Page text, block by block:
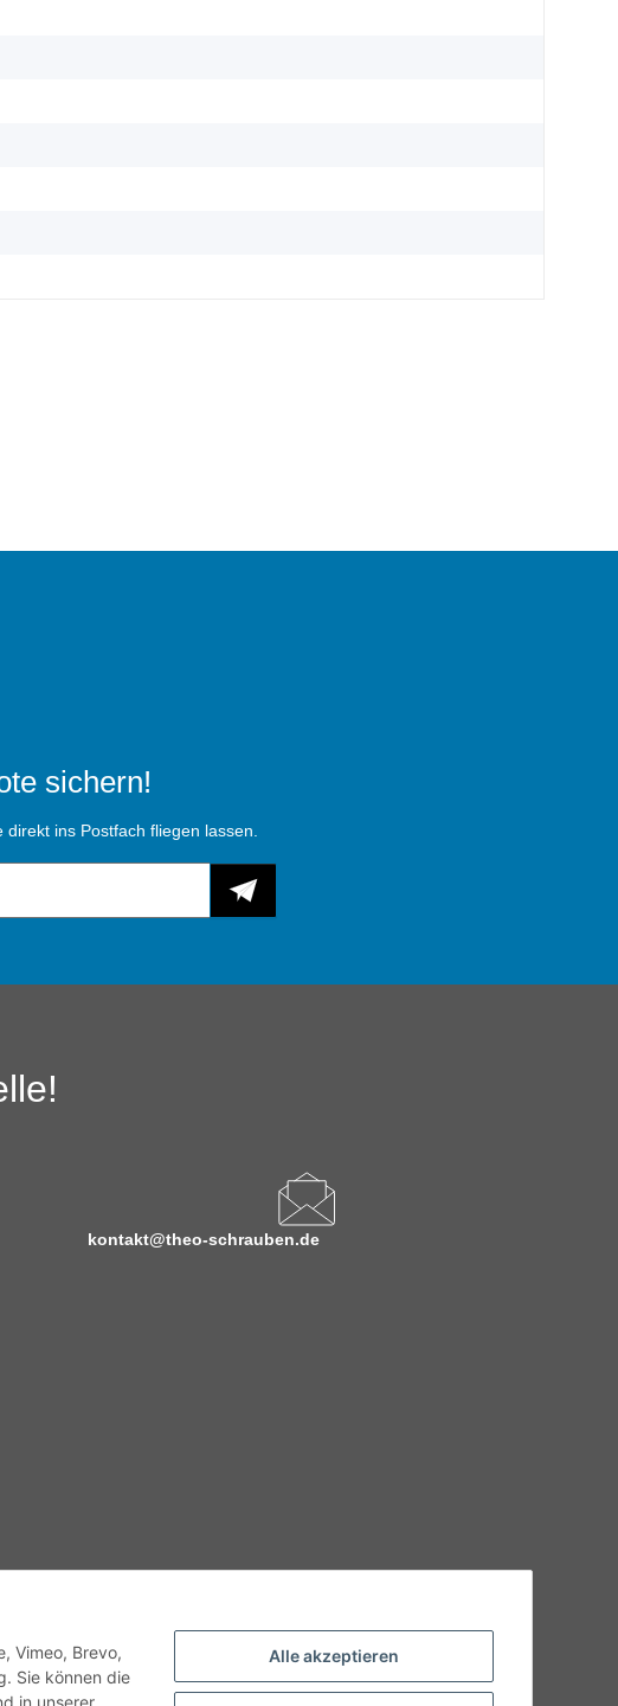
Alle akzeptieren
Vimeo, Brevo,
Sie können die
in unserer
sichern!
ins Postfach fliegen lassen.
kontakt@theo-schrauben.de
vom Produkt abweichen.